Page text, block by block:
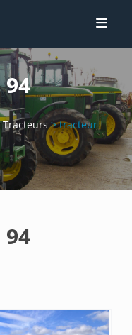
Tracteurs>tracteur